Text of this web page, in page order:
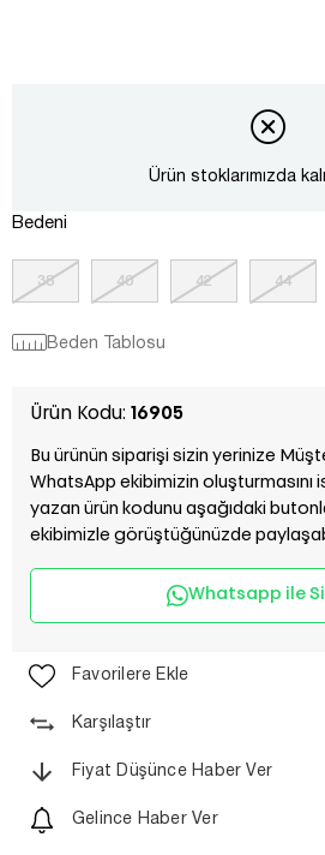
Ürün stoklarımızda
Bedeni
38 40 42 44
Beden Tablosu
Ürün Kodu: 16905
Bu ürünün siparişi sizin yerinize
WhatsApp ekibimizin oluşturmasını
yazan ürün kodunu aşağıdaki
ekibimizle görüştüğünüzde
Whatsapp ile
Favorilere Ekle
Karşılaştır
Fiyat Düşünce Haber Ver
Gelince Haber Ver